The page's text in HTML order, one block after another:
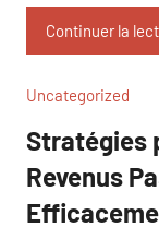
Continuer la
Uncategorized
Stratégies
Revenus